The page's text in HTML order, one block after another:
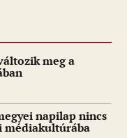
meg a
napilap nincs
médiakultúrába